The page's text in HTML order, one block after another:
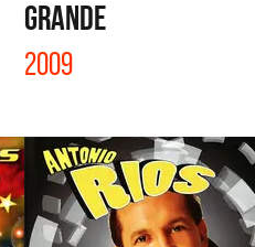
GRANDE
2009